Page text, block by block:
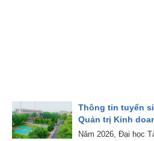
Thông tin tuyển
Quản trị Kinh
Năm 2026, Đại học